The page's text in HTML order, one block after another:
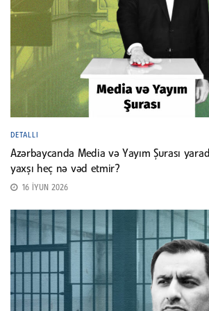
DETALLI
Azərbaycanda Media və Yayım Şurası
yaxşı heç nə vəd etmir?
16 İYUN 2026